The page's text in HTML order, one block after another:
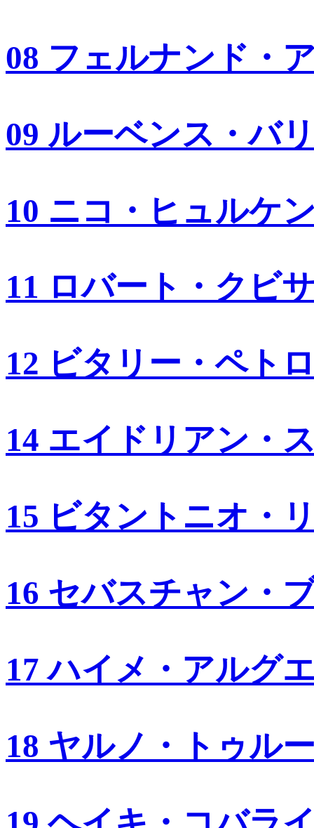
08 フェルナンド・
09 ルーベンス・バ
10 ニコ・ヒュルケ
11 ロバート・クビ
12 ビタリー・ペト
14 エイドリアン・
15 ビタントニオ・
16 セバスチャン・
17 ハイメ・アルグ
18 ヤルノ・トゥル